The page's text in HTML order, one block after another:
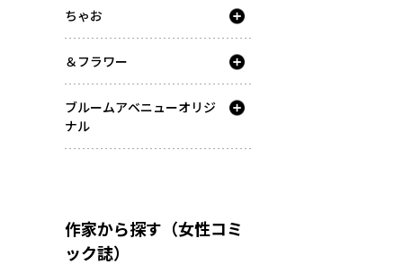
ちゃお
＆フラワー
ブルームアベニューオリジ
ナル
作家から探す（女性コミ
ック誌）